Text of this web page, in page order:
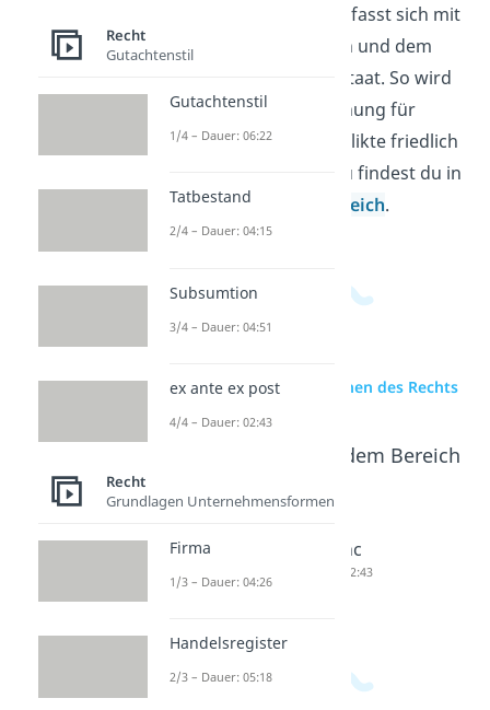
mit Recht beschäftigt, befasst sich mit
Regeln, Pflichten, Strafen und dem
Schutz von Bürgern im Staat. So wird
klar, wie eine Rechtsordnung für
Ordnung sorgt und Konflikte friedlich
löst. Weitere Videos dazu findest du in
unseremWirtschaftsbereich.
zur Videoseite: Funktionen des Rechts
Beliebte Inhalte aus dem Bereich
Ermesse
nsfehler
Dauer: 04:57
ex tunc
Dauer: 02:43
Recht
Gutachtenstil
Gutachtenstil
1/4 – Dauer: 06:22
Tatbestand
2/4 – Dauer: 04:15
Subsumtion
3/4 – Dauer: 04:51
ex ante ex post
4/4 – Dauer: 02:43
Recht
Grundlagen Unternehmensformen
Firma
1/3 – Dauer: 04:26
Handelsregister
2/3 – Dauer: 05:18